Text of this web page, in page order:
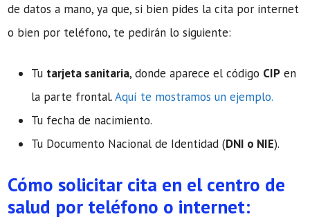
de datos a mano, ya que, si bien pides la cita por internet
o bien por teléfono, te pedirán lo siguiente:
Tu tarjeta sanitaria, donde aparece el código CIP en
la parte frontal.Aquí te mostramos un ejemplo.
Tu fecha de nacimiento.
Tu Documento Nacional de Identidad (DNI o NIE).
Cómo solicitar cita en el centro de
salud por teléfono o internet: